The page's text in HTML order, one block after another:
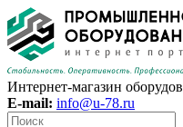
Интернет-магазин
E-mail: info@u-78.ru